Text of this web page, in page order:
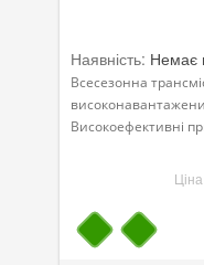
Наявність: Немає
Всесезонна
Високоефективні